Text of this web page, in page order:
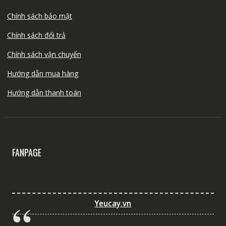
Chính sách bảo mật
Chính sách đổi trả
Chính sách vận chuyển
Hướng dẫn mua hàng
Hướng dẫn thanh toán
FANPAGE
Yeucay.vn